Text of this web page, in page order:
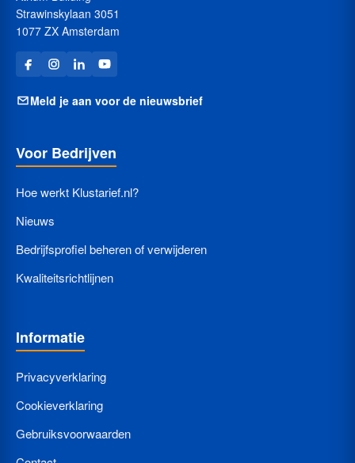
Strawinskylaan 3051
1077 ZX Amsterdam
Meld je aan voor de nieuwsbrief
Voor Bedrijven
Hoe werkt Klustarief.nl?
Nieuws
Bedrijfsprofiel beheren of verwijderen
Kwaliteitsrichtlijnen
Informatie
Privacyverklaring
Cookieverklaring
Gebruiksvoorwaarden